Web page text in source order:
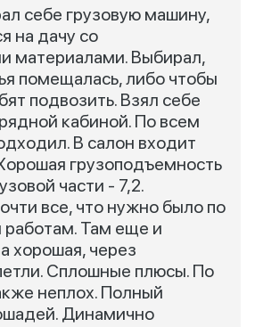
себе грузовую машину,
на дачу со
материалами. Выбирал,
помещалась, либо чтобы
подвозить. Взял себе
кабиной. По всем
В салон входит
грузоподъемность
части - 7,2.
все, что нужно было по
Там еще и
хорошая, через
Сплошные плюсы. По
неплох. Полный
Динамично